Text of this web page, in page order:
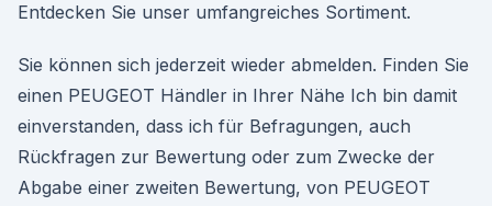
Entdecken Sie unser umfangreiches Sortiment.
Sie können sich jederzeit wieder abmelden. Finden Sie
einen PEUGEOT Händler in Ihrer Nähe Ich bin damit
einverstanden, dass ich für Befragungen, auch
Rückfragen zur Bewertung oder zum Zwecke der
Abgabe einer zweiten Bewertung, von PEUGEOT